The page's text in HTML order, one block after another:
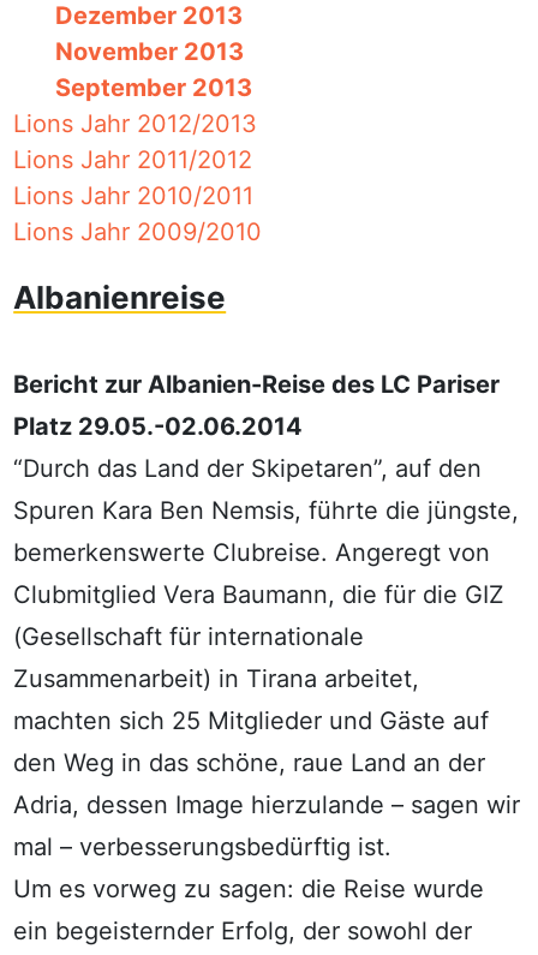
Dezember 2013
November 2013
September 2013
Lions Jahr 2012/2013
Lions Jahr 2011/2012
Lions Jahr 2010/2011
Lions Jahr 2009/2010
Albanienreise
Bericht zur Albanien-Reise des LC Pariser
Platz 29.05.-02.06.2014
“Durch das Land der Skipetaren”, auf den
Spuren Kara Ben Nemsis, führte die jüngste,
bemerkenswerte Clubreise. Angeregt von
Clubmitglied Vera Baumann, die für die GIZ
(Gesellschaft für internationale
Zusammenarbeit) in Tirana arbeitet,
machten sich 25 Mitglieder und Gäste auf
den Weg in das schöne, raue Land an der
Adria, dessen Image hierzulande – sagen wir
mal – verbesserungsbedürftig ist.
Um es vorweg zu sagen: die Reise wurde
ein begeisternder Erfolg, der sowohl der